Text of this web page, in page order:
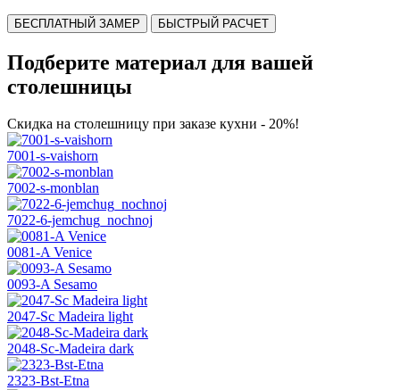
БЕСПЛАТНЫЙ ЗАМЕР БЫСТРЫЙ РАСЧЕТ
Подберите материал для вашей
столешницы
Скидка на столешницу при заказе кухни - 20%!
7001-s-vaishorn
7002-s-monblan
7022-6-jemchug_nochnoj
0081-A Venice
0093-A Sesamo
2047-Sc Madeira light
2048-Sc-Madeira dark
2323-Bst-Etna